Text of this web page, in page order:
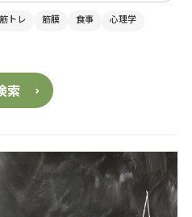
筋トレ 筋膜 食事 心理学
索